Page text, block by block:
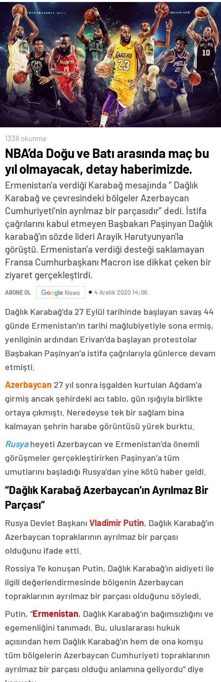
1338 okunma
NBA’da Doğu ve Batı arasında maç bu
yıl olmayacak, detay haberimizde.
Ermenistan'a verdiği Karabağ mesajında “ Dağlık
Karabağ ve çevresindeki bölgeler Azerbaycan
Cumhuriyeti'nin ayrılmaz bir parçasıdır” dedi. İstifa
çağrılarını kabul etmeyen Başbakan Paşinyan Dağlık
karabağ'ın sözde lideri Arayik Harutyunyan'la
görüştü. Ermenistan'a verdiği desteği saklamayan
Fransa Cumhurbaşkanı Macron ise dikkat çeken bir
ziyaret gerçekleştirdi.
ABONE OL News 4 Aralık 2020 14:06
Dağlık Karabağ’da 27 Eylül tarihinde başlayan savaş 44
günde Ermenistan’ın tarihi mağlubiyetiyle sona ermiş,
yenilginin ardından Erivan’da başlayan protestolar
Başbakan Paşinyan’a istifa çağrılarıyla günlerce devam
etmişti.
Azerbaycan 27 yıl sonra işgalden kurtulan Ağdam’a
girmiş ancak şehirdeki acı tablo, gün ışığıyla birlikte
ortaya çıkmıştı. Neredeyse tek bir sağlam bina
kalmayan şehrin harabe görüntüsü yürek burktu.
Rusyaheyeti Azerbaycan ve Ermenistan’da önemli
görüşmeler gerçekleştirirken Paşinyan’a tüm
umutlarını başladığı Rusya’dan yine kötü haber geldi.
“Dağlık Karabağ Azerbaycan’ın Ayrılmaz Bir
Parçası”
Rusya Devlet Başkanı Vladimir Putin, Dağlık Karabağ’ın
Azerbaycan topraklarının ayrılmaz bir parçası
olduğunu ifade etti.
Rossiya 1’e konuşan Putin, Dağlık Karabağ’ın aidiyeti ile
ilgili değerlendirmesinde bölgenin Azerbaycan
topraklarının ayrılmaz bir parçası olduğunu söyledi.
Putin, “Ermenistan, Dağlık Karabağ’ın bağımsızlığını ve
egemenliğini tanımadı. Bu, uluslararası hukuk
açısından hem Dağlık Karabağ’ın hem de ona komşu
tüm bölgelerin Azerbaycan Cumhuriyeti topraklarının
ayrılmaz bir parçası olduğu anlamına geliyordu” diye